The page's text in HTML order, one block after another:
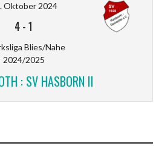
Oktober 2024
4-1
Blies/Nahe
2024/2025
: SV HASBORN II